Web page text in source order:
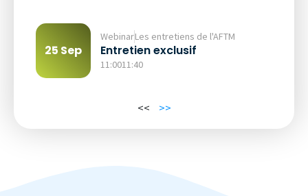
25 Sep
WebinarLes entretiens de l'AFTM
Entretien exclusif
11:0011:40
<< >>